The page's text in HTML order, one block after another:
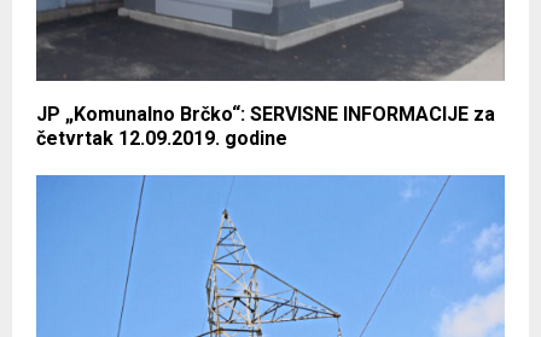
JP „Komunalno Brčko“: SERVISNE INFORMACIJE za
četvrtak 12.09.2019. godine